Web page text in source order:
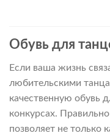
Обувь для
Если ваша жизнь
любительскими
качественную обувь
конкурсах.
позволяет не только